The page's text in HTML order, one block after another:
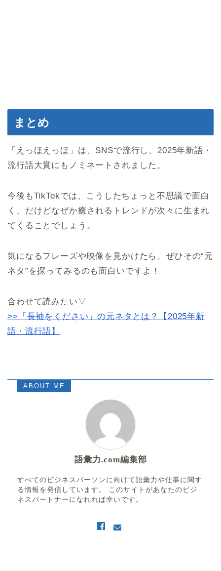
まとめ
「えっほえっほ」は、SNSで流行し、2025年新語・
流行語大賞にもノミネートされました。
今後もTikTokでは、こうしたちょっと不思議で面白
く、だけどなぜか癒されるトレンドが次々に生まれ
てくることでしょう。
気になるフレーズや映像を見かけたら、ぜひその“元
ネタ”を探ってみるのも面白いですよ！
合わせて読みたい▽
>>「長袖をください」の元ネタとは？【2025年新
語・流行語】
ABOUT ME
語彙力.com編集部
すべてのビジネスパーソンに向けて語彙力や仕事に関す
る情報を発信しています。 このサイトがあなたのビジ
ネスパートナーになれれば幸いです。